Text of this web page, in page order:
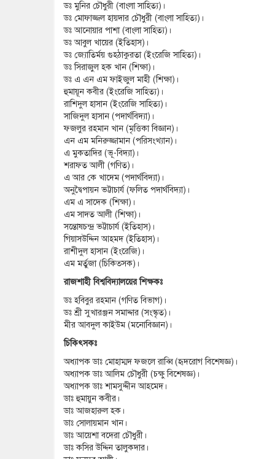
ডঃ মুনির চৌধুরী (বাংলা সাহিত্য)।
ডঃ মোফাজ্জল হায়দার চৌধুরী (বাংলা সাহিত্য)।
ডঃ আনোয়ার পাশা (বাংলা সাহিত্য)।
ডঃ আবুল খায়ের (ইতিহাস)।
ডঃ জ্যোতির্ময় গুহঠাকুরতা (ইংরেজি সাহিত্য)।
ডঃ সিরাজুল হক খান (শিক্ষা)।
ডঃ এ এন এম ফাইজুল মাহী (শিক্ষা)।
হুমায়ূন কবীর (ইংরেজি সাহিত্য)।
রাশিদুল হাসান (ইংরেজি সাহিত্য)।
সাজিদুল হাসান (পদার্থবিদ্যা)।
ফজলুর রহমান খান (মৃত্তিকা বিজ্ঞান)।
এন এম মনিরুজ্জামান (পরিসংখ্যান)।
এ মুকতাদির (ভূ-বিদ্যা)।
শরাফত আলী (গণিত)।
এ আর কে খাদেম (পদার্থবিদ্যা)।
অনুদ্বৈপায়ন ভট্টাচার্য (ফলিত পদার্থবিদ্যা)।
এম এ সাদেক (শিক্ষা)।
এম সাদত আলী (শিক্ষা)।
সন্তোষচন্দ্র ভট্টাচার্য (ইতিহাস)।
গিয়াসউদ্দিন আহমদ (ইতিহাস)।
রাশীদুল হাসান (ইংরেজি)।
এম মর্তুজা (চিকিত্সক)।
রাজশাহী বিশ্ববিদ্যালয়ের শিক্ষকঃ
ডঃ হবিবুর রহমান (গণিত বিভাগ)।
ডঃ শ্রী সুখারঞ্জন সমাদ্দার (সংস্কৃত)।
মীর আবদুল কাইউম (মনোবিজ্ঞান)।
চিকিৎসকঃ
অধ্যাপক ডাঃ মোহাম্মদ ফজলে রাব্বি (হৃদরোগ বিশেষজ্ঞ)।
অধ্যাপক ডাঃ আলিম চৌধুরী (চক্ষু বিশেষজ্ঞ)।
অধ্যাপক ডাঃ শামসুদ্দীন আহমেদ।
ডাঃ হুমায়ুন কবীর।
ডাঃ আজহারুল হক।
ডাঃ সোলায়মান খান।
ডাঃ আয়েশা বদেরা চৌধুরী।
ডাঃ কসির উদ্দিন তালুকদার।